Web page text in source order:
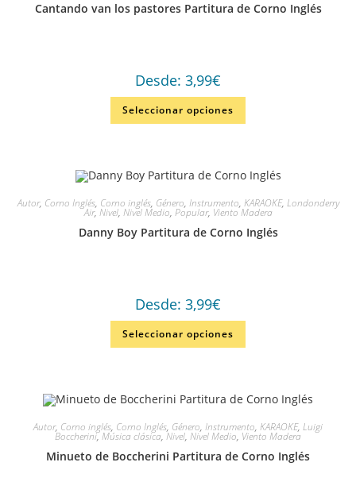
Cantando van los pastores Partitura de Corno Inglés
Desde: 3,99€
Seleccionar opciones
Autor, Corno Inglés, Corno inglés, Género, Instrumento, KARAOKE, Londonderry
Air, Nivel, Nivel Medio, Popular, Viento Madera
Danny Boy Partitura de Corno Inglés
Desde: 3,99€
Seleccionar opciones
Autor, Corno inglés, Corno Inglés, Género, Instrumento, KARAOKE, Luigi
Boccherini,Música clásica, Nivel, Nivel Medio, Viento Madera
Minueto de Boccherini Partitura de Corno Inglés